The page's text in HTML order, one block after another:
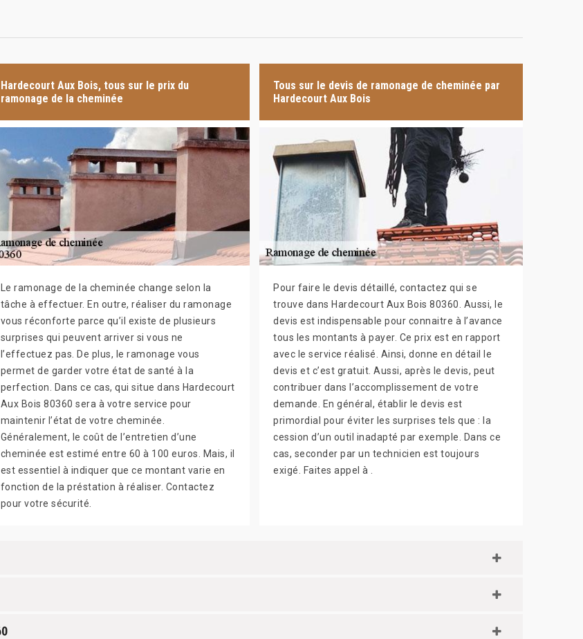
Hardecourt Aux Bois, tous sur le prix du
ramonage de la cheminée
Le ramonage de la cheminée change selon la
tâche à effectuer. En outre, réaliser du ramonage
vous réconforte parce qu’il existe de plusieurs
surprises qui peuvent arriver si vous ne
l’effectuez pas. De plus, le ramonage vous
permet de garder votre état de santé à la
perfection. Dans ce cas, qui situe dans Hardecourt
Aux Bois 80360 sera à votre service pour
maintenir l’état de votre cheminée.
Généralement, le coût de l’entretien d’une
cheminée est estimé entre 60 à 100 euros. Mais, il
est essentiel à indiquer que ce montant varie en
fonction de la préstation à réaliser. Contactez
pour votre sécurité.
Tous sur le devis de ramonage de cheminée par
Hardecourt Aux Bois
Pour faire le devis détaillé, contactez qui se
trouve dans Hardecourt Aux Bois 80360. Aussi, le
devis est indispensable pour connaitre à l’avance
tous les montants à payer. Ce prix est en rapport
avec le service réalisé. Ainsi, donne en détail le
devis et c’est gratuit. Aussi, après le devis, peut
contribuer dans l’accomplissement de votre
demande. En général, établir le devis est
primordial pour éviter les surprises tels que : la
cession d’un outil inadapté par exemple. Dans ce
cas, seconder par un technicien est toujours
exigé. Faites appel à .